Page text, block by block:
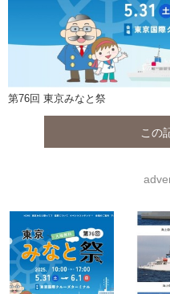
第76回 東京みなと祭
この